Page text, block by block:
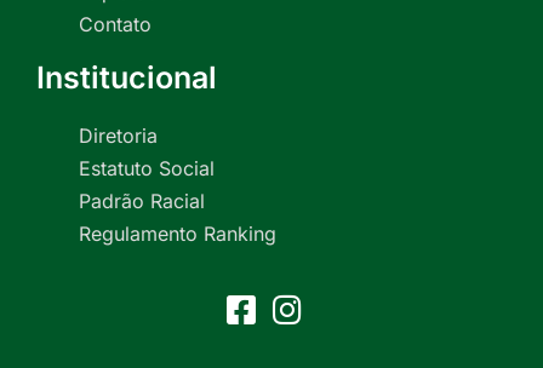
Contato
Institucional
Diretoria
Estatuto Social
Padrão Racial
Regulamento Ranking